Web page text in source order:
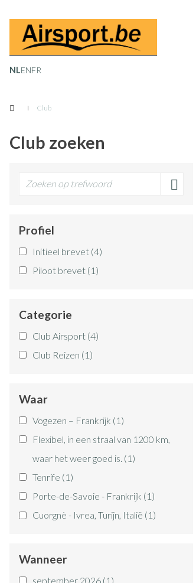
de
gaan
NLENFR
Club
Club zoeken
Profiel
Initieel brevet (4)
Piloot brevet (1)
Categorie
Club Airsport (4)
Club Reizen (1)
Waar
Vogezen – Frankrijk (1)
Flexibel, in een straal van 1200 km,
waar het weer goed is. (1)
Tenrife (1)
Porte-de-Savoie - Frankrijk (1)
Cuorgnè - Ivrea, Turijn, Italië (1)
Wanneer
september 2026 (1)